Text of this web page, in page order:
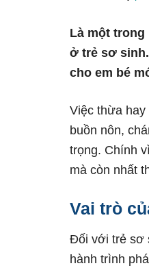
Là một
ở trẻ sơ
cho em bé
Việc thừa
buồn nôn,
trọng. Chính
mà còn nhất
Vai trò
Đối với trẻ sơ
hành trình